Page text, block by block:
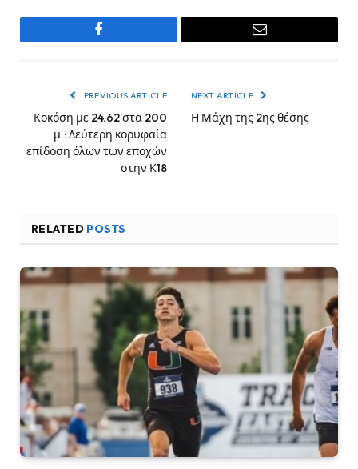
Facebook Email
PREVIOUS ARTICLE
Κοκόση με 24.62 στα 200
μ.: Δεύτερη κορυφαία
επίδοση όλων των εποχών
στην Κ18
NEXT ARTICLE
Η Μάχη της 2ης θέσης
RELATED POSTS